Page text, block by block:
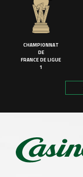
CHAMPIONNAT
DE
FRANCE DE LIGUE
1